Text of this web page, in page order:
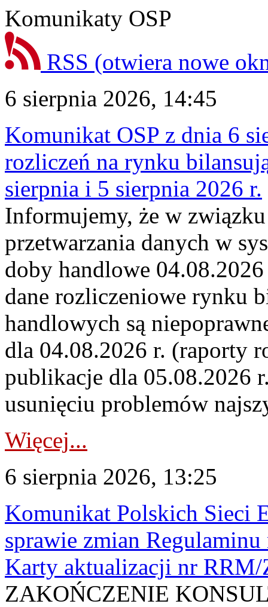
Komunikaty OSP
RSS (otwiera nowe
6 sierpnia 2026, 14:45
Komunikat OSP z dnia 6
rozliczeń na rynku
sierpnia i 5 sierpnia 2026 r.
Informujemy, że w
przetwarzania danych w
doby handlowe
dane rozliczeniowe rynku
handlowych są
dla 04.08.2026 r. (raporty
publikacje dla 05.08.2026
usunięciu problemów
Więcej...
6 sierpnia 2026, 13:25
Komunikat Polskich Sieci
sprawie zmian
Karty aktualizacji nr
ZAKOŃCZENIE